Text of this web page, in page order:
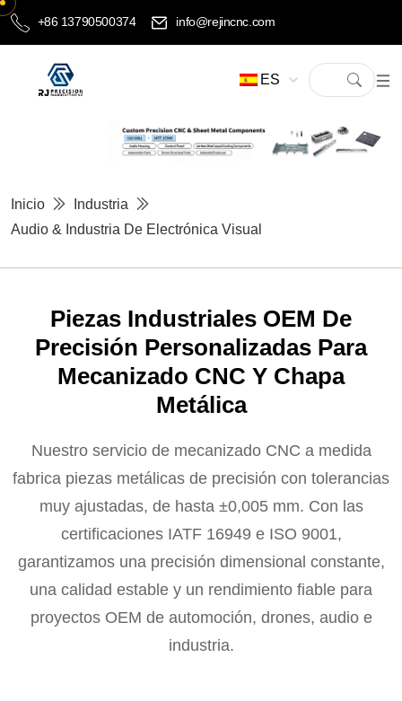
+86 13790500374 info@rejincnc.com
ES
Inicio
Industria
Audio & Industria De Electrónica Visual
Piezas Industriales OEM De
Precisión Personalizadas Para
Mecanizado CNC Y Chapa
Metálica
Nuestro servicio de mecanizado CNC a medida
fabrica piezas metálicas de precisión con tolerancias
muy ajustadas, de hasta ±0,005 mm. Con las
certificaciones IATF 16949 e ISO 9001,
garantizamos una precisión dimensional constante,
una calidad estable y un rendimiento fiable para
proyectos OEM de automoción, drones, audio e
industria.